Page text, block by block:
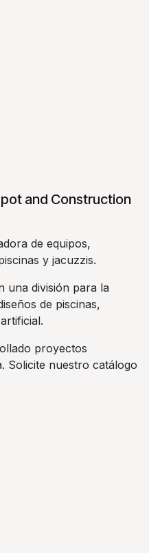
and Construction
de equipos,
y jacuzzis.
una división para la
de piscinas,
proyectos
Solicite nuestro catálogo